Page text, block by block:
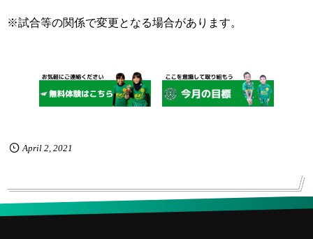
※試合等の関係で変更となる場合があります。
April 2, 2021